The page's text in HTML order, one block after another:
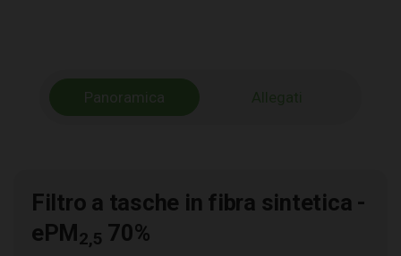
Panoramica
Filtro a tasche in fibra sintetica -
ePM2,5 70%